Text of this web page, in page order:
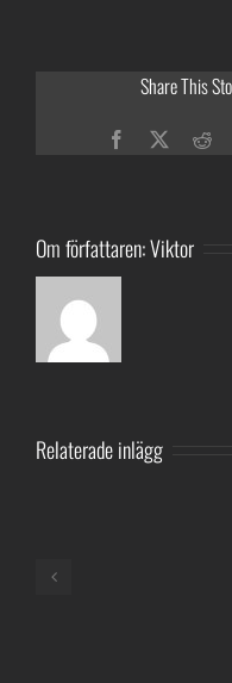
Share This
Facebook
Twitter
Om författaren:Viktor
Relaterade inlägg